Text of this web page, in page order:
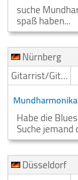
suche
spaß haben...
Nürnberg
Gitarrist/Gitarrenspieler
Habe die
Suche
Düsseldorf